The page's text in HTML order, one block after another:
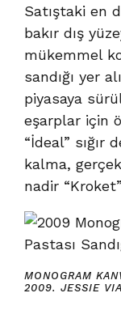
Satıştaki en
bakır dış
mükemmel
sandığı yer
piyasaya
eşarplar için
“İdeal” sığır
kalma,
nadir
MONOGRAM
2009. JESSIE